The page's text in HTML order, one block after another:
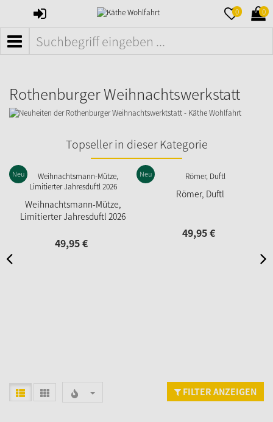
ANMELDEN 0 0
MENÜ
Rothenburger Weihnachtswerkstatt
Topseller in dieser Kategorie
Weihnachtsmann-Mütze,
Limitierter Jahresduftl 2026
Neu
49,95€
Römer, Duftl
Neu
49,95€
FILTER ANZEIGEN